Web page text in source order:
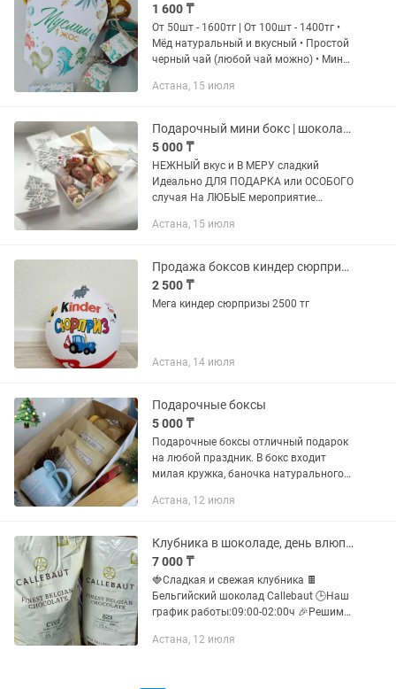
1 600 ₸
От 50шт - 1600тг | От 100шт - 1400тг •
Мёд натуральный и вкусный • Простой
черный чай (любой чай можно) • Мини
САМО Коробка (БЕЗ НАПОЛНЕНИЯ) От
Астана, 15 июля
Подарочный мини бокс | шоколад ручной работы
5 000 ₸
НЕЖНЫЙ вкус и В МЕРУ сладкий
Идеально ДЛЯ ПОДАРКА или ОСОБОГО
случая На ЛЮБЫЕ мероприятие
Астана, 15 июля
Продажа боксов киндер сюрприз без наполнения
2 500 ₸
Мега киндер сюрпризы 2500 тг
Астана, 14 июля
Подарочные боксы
5 000 ₸
Подарочные боксы отличный подарок
на любой праздник. В бокс входит
милая кружка, баночка натурального
Астана, 12 июля
Клубника в шоколаде, день влюподарки, букет,бокс,корзина по доступным ценам
7 000 ₸
🍓Сладкая и свежая клубника 🍫
Бельгийский шоколад Callebaut 🕒Наш
график работы:09:00-02:00ч 🎉Решим
предзаказу День влюбленных, 14
Астана, 12 июля